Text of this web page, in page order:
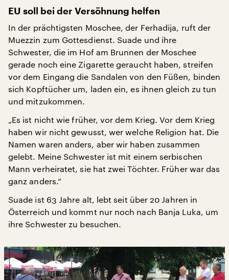
EU soll bei der Versöhnung helfen
In der prächtigsten Moschee, der Ferhadija, ruft der
Muezzin zum Gottesdienst. Suade und ihre
Schwester, die im Hof am Brunnen der Moschee
gerade noch eine Zigarette geraucht haben, streifen
vor dem Eingang die Sandalen von den Füßen, binden
sich Kopftücher um, laden ein, es ihnen gleich zu tun
und mitzukommen.
„Es ist nicht wie früher, vor dem Krieg. Vor dem Krieg
haben wir nicht gewusst, wer welche Religion hat. Die
Namen waren anders, aber wir haben zusammen
gelebt. Meine Schwester ist mit einem serbischen
Mann verheiratet, sie hat zwei Töchter. Früher war das
ganz anders.“
Suade ist 63 Jahre alt, lebt seit über 20 Jahren in
Österreich und kommt nur noch nach Banja Luka, um
ihre Schwester zu besuchen.